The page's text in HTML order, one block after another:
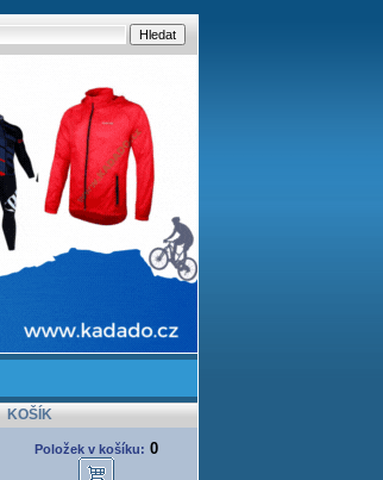
KOŠÍK
Položek v košíku: 0